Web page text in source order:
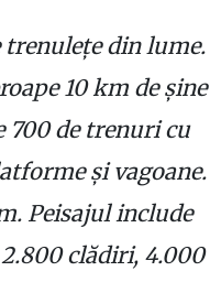
trenuleţe din lume.
10 km de şine
700 de trenuri cu
şi vagoane.
Peisajul include
clădiri, 4.000